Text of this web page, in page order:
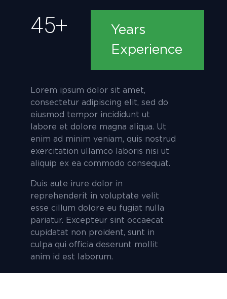
Years
Experience
45+
Lorem ipsum dolor sit amet,
consectetur adipiscing elit, sed do
eiusmod tempor incididunt ut
labore et dolore magna aliqua. Ut
enim ad minim veniam, quis nostrud
exercitation ullamco laboris nisi ut
aliquip ex ea commodo consequat.
Duis aute irure dolor in
reprehenderit in voluptate velit
esse cillum dolore eu fugiat nulla
pariatur. Excepteur sint occaecat
cupidatat non proident, sunt in
culpa qui officia deserunt mollit
anim id est laborum.